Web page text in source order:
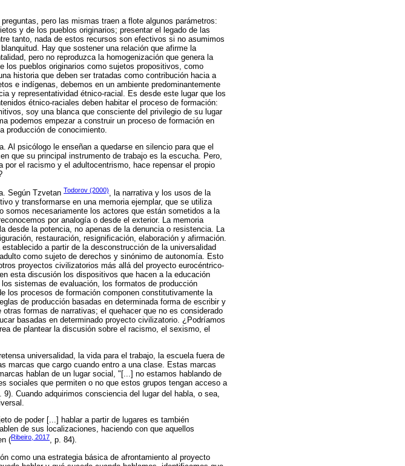
pero las mismas traen a flote algunos parámetros:
y de los pueblos originarios; presentar el legado de las
tanto, nada de estos recursos son efectivos si no asumimos
Hay que sostener una relación que afirme la
pero no reproduzca la homogenización que genera la
los pueblos originarios como sujetos propositivos, como
historia que deben ser tratadas como contribución hacia a
e indígenas, debemos en un ambiente predominantemente
y representatividad étnico-racial. Es desde este lugar que los
étnico-raciales deben habitar el proceso de formación:
soy una blanca que consciente del privilegio de su lugar
podemos empezar a construir un proceso de formación en
producción de conocimiento.
Al psicólogo le enseñan a quedarse en silencio para que el
que su principal instrumento de trabajo es la escucha. Pero,
el racismo y el adultocentrismo, hace repensar el propio
Según Tzvetan Todorov (2000), la narrativa y los usos de la
y transformarse en una memoria ejemplar, que se utiliza
somos necesariamente los actores que están sometidos a la
por analogía o desde el exterior. La memoria
desde la potencia, no apenas de la denuncia o resistencia. La
restauración, resignificación, elaboración y afirmación.
a partir de la desconstrucción de la universalidad
como sujeto de derechos y sinónimo de autonomía. Esto
proyectos civilizatorios más allá del proyecto eurocéntrico-
esta discusión los dispositivos que hacen a la educación
sistemas de evaluación, los formatos de producción
los procesos de formación componen constitutivamente la
de producción basadas en determinada forma de escribir y
formas de narrativas; el quehacer que no es considerado
basadas en determinado proyecto civilizatorio. ¿Podríamos
de plantear la discusión sobre el racismo, el sexismo, el
universalidad, la vida para el trabajo, la escuela fuera de
marcas que cargo cuando entro a una clase. Estas marcas
hablan de un lugar social, "[...] no estamos hablando de
sociales que permiten o no que estos grupos tengan acceso a
9). Cuando adquirimos consciencia del lugar del habla, o sea,
de poder [...] hablar a partir de lugares es también
de sus localizaciones, haciendo con que aquellos
(Ribeiro, 2017, p. 84).
como una estrategia básica de afrontamiento al proyecto